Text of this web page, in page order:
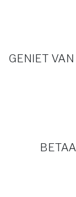
GENIET